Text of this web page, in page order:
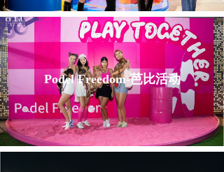
Podel Freedom-芭比活动